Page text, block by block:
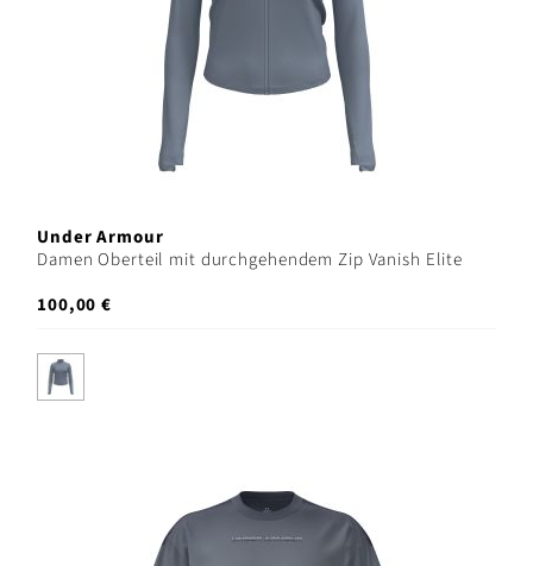
Under Armour
Damen Oberteil mit durchgehendem Zip Vanish Elite
100,00 €